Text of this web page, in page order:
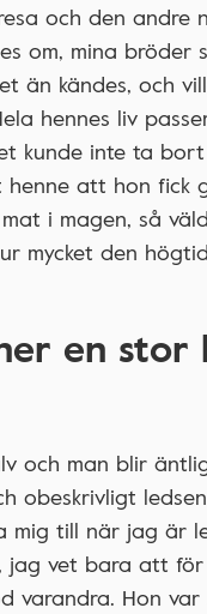
och den andre
om, mina
än kändes, och
hennes liv
kunde inte ta
att hon fick
i magen, så
mycket den
en
och man blir
obeskrivligt
mig till när jag är
vet bara att för
Hon var